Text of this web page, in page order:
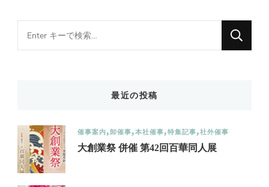
for
最近の投稿
催事案内 卸催事 本社催事 特集記事 社外催事
大創業祭 併催 第42回百華同人展